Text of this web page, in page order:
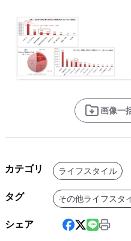
画像一
カテゴリ ライフスタイル
タグ その他ライフスタ
シェア